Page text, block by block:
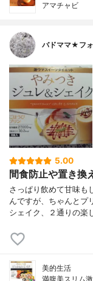
アマチャビ
バドママ★フ
5.00
間食防止や置き換
さっぱり飲めて甘味も
んですが、ちゃんとプ
シェイク、２通りの楽
美的生活
満腹美スリム